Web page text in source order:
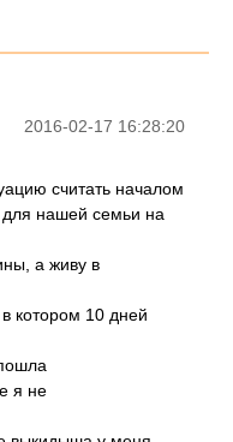
2016-02-17 16:28:20
считать началом
нашей семьи на
а живу в
котором 10 дней
я не